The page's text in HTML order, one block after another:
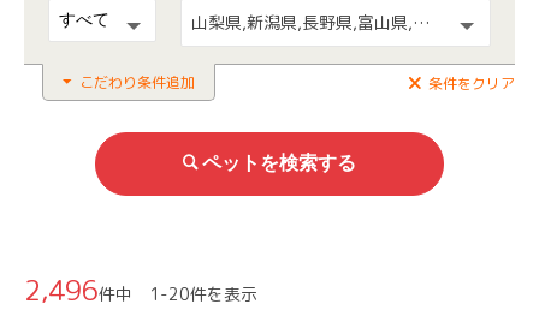
山梨県,新潟県,長野県,富山県,石川県,福井県,愛知県,静岡県,岐阜県,三重県
こだわり条件追加 条件をクリア
2,496件中 1-20件を表示